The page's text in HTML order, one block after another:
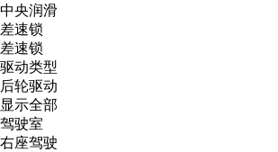
中央润滑
差速锁
差速锁
驱动类型
后轮驱动
显示全部
驾驶室
右座驾驶